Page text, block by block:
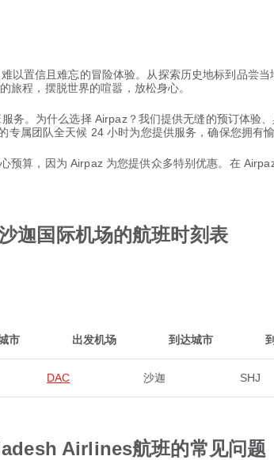
置信且难忘的冒险体验。从探索历史地标到品尝当
的旅程，摆脱世界的喧嚣，放松身心。
。为什么选择 Airpaz？我们提供无缝的预订体验
属团队全天候 24 小时为您提供服务，确保您拥有愉
预算，因为 Airpaz 为您提供众多特别优惠。在
迦国际机场的航班时刻表
市 出发机场 到达城市
DAC 沙迦 SHJ
Airlines航班的常见问题